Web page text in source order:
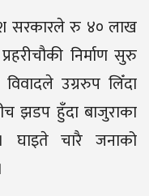
सरकारले रु ४० लाख
निर्माण सुरु
उग्ररुप लिँदा
झडप हुँदा बाजुराका
चारै जनाको